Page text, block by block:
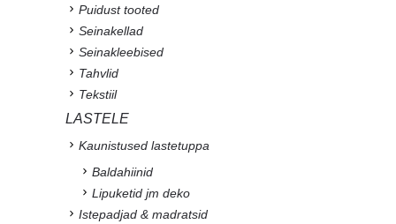
Puidust tooted
Seinakellad
Seinakleebised
Tahvlid
Tekstiil
LASTELE
Kaunistused lastetuppa
Baldahiinid
Lipuketid jm deko
Istepadjad & madratsid